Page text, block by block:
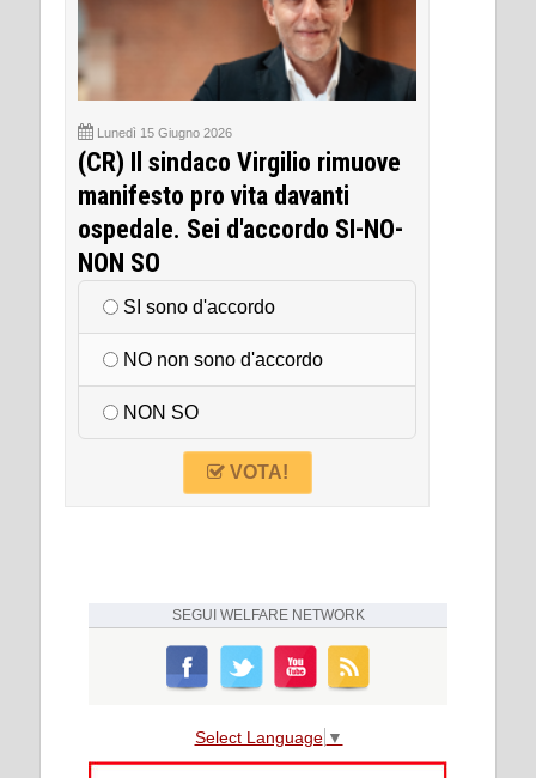
Lunedì 15 Giugno 2026
(CR) Il sindaco Virgilio rimuove
manifesto pro vita davanti
ospedale. Sei d'accordo SI-NO-
NON SO
SI sono d'accordo
NO non sono d'accordo
NON SO
VOTA!
SEGUI WELFARE NETWORK
Select Language ▼